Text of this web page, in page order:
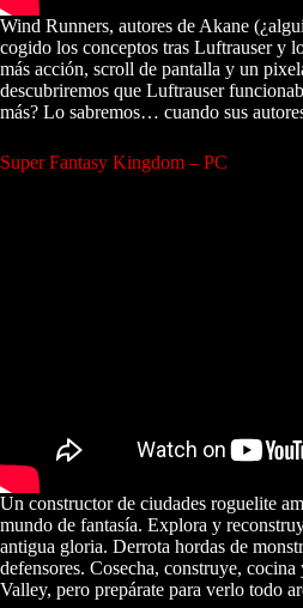
Wind Runners, autores de Akane
cogido los conceptos tras Luftrauser y
más acción, scroll de pantalla y un
descubriremos que Luftrauser
más? Lo sabremos… cuando sus
Super Fantasy Kingdom – PC
Un constructor de ciudades roguelite
mundo de fantasía. Explora y
antigua gloria. Derrota hordas de
defensores. Cosecha, construye,
Valley, pero prepárate para verlo todo